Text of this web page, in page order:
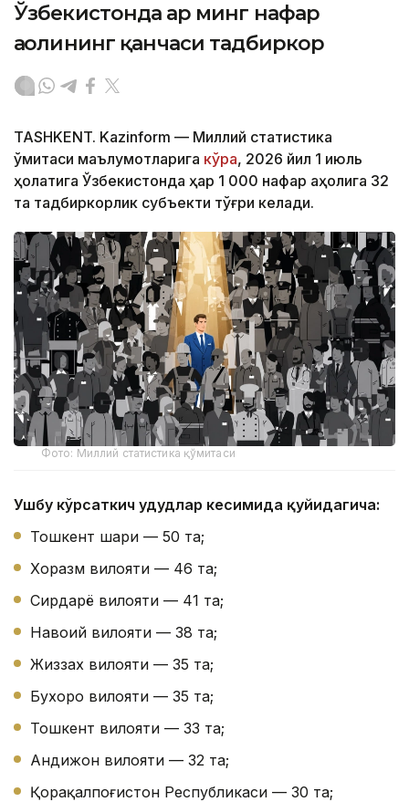
Ўзбекистонда ҳар минг нафар
аҳолининг қанчаси тадбиркор
TASHKENT. Kazinform — Миллий статистика
қўмитаси маълумотларига кўра, 2026 йил 1 июль
ҳолатига Ўзбекистонда ҳар 1 000 нафар аҳолига 32
та тадбиркорлик субъекти тўғри келади.
Фото: Миллий статистика қўмитаси
Ушбу кўрсаткич ҳудудлар кесимида қуйидагича:
Тошкент шаҳри — 50 та;
Хоразм вилояти — 46 та;
Сирдарё вилояти — 41 та;
Навоий вилояти — 38 та;
Жиззах вилояти — 35 та;
Бухоро вилояти — 35 та;
Тошкент вилояти — 33 та;
Андижон вилояти — 32 та;
Қорақалпоғистон Республикаси — 30 та;